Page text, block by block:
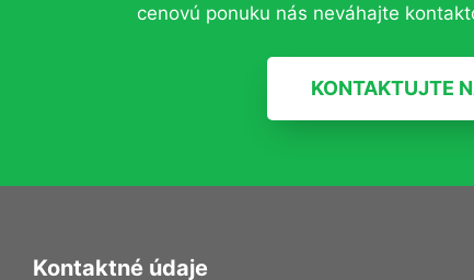
cenovú ponuku nás neváhajte
KONTAKTUJTE
Kontaktné údaje